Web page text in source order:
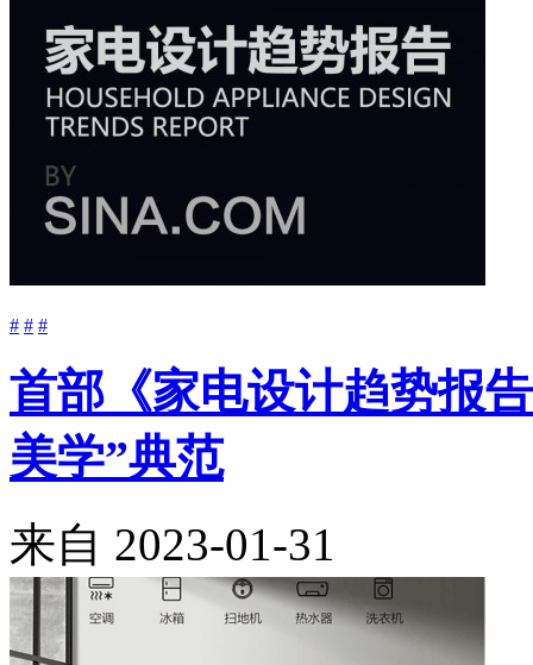
# # #
首部《家电设计趋势报
美学”典范
来自 2023-01-31